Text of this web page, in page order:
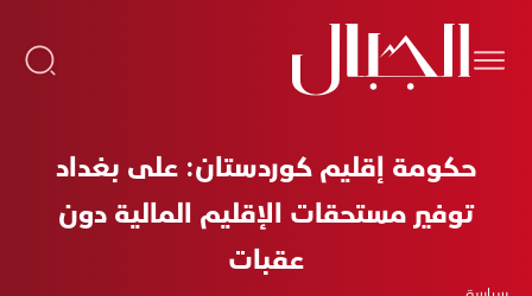
حكومة إقليم كوردستان: على بغداد
توفير مستحقات الإقليم المالية دون
عقبات